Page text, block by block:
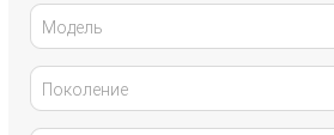
Kia
Модель
Поколение